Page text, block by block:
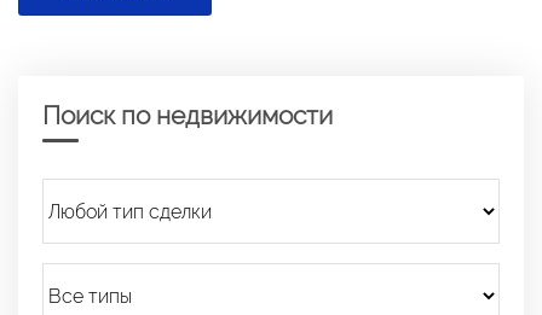
Поиск по недвижимости